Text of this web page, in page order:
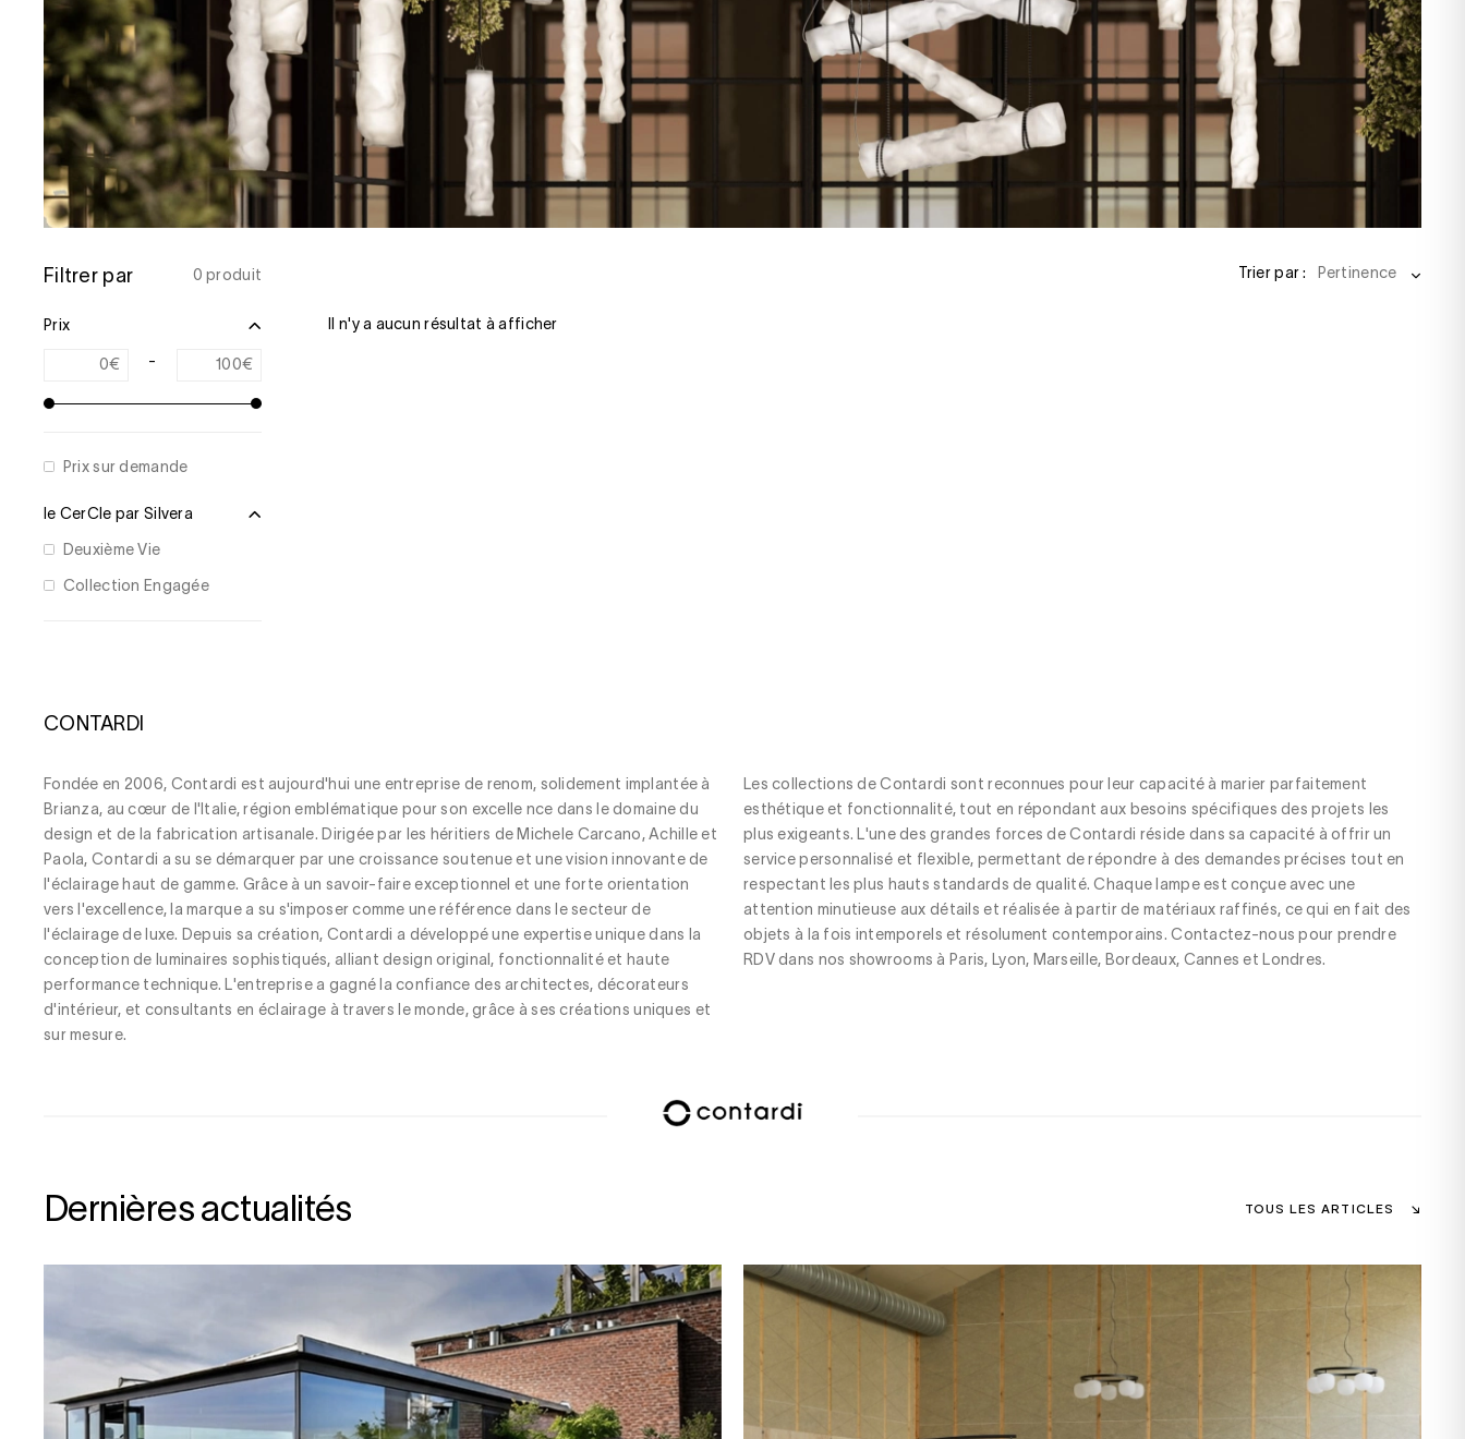
Filtrer par 0 produit
Prix
€ - €
Prix sur demande
le CerCle par Silvera
Deuxième Vie
Collection Engagée
Trier par : Pertinence
Il n'y a aucun résultat à afficher
CONTARDI
Fondée en 2006, Contardi est aujourd'hui une entreprise de renom, solidement implantée à
Brianza, au cœur de l'Italie, région emblématique pour son excelle nce dans le domaine du
design et de la fabrication artisanale. Dirigée par les héritiers de Michele Carcano, Achille et
Paola, Contardi a su se démarquer par une croissance soutenue et une vision innovante de
l'éclairage haut de gamme. Grâce à un savoir-faire exceptionnel et une forte orientation
vers l'excellence, la marque a su s'imposer comme une référence dans le secteur de
l'éclairage de luxe. Depuis sa création, Contardi a développé une expertise unique dans la
conception de luminaires sophistiqués, alliant design original, fonctionnalité et haute
performance technique. L'entreprise a gagné la confiance des architectes, décorateurs
d'intérieur, et consultants en éclairage à travers le monde, grâce à ses créations uniques et
sur mesure.
Les collections de Contardi sont reconnues pour leur capacité à marier parfaitement
esthétique et fonctionnalité, tout en répondant aux besoins spécifiques des projets les
plus exigeants. L'une des grandes forces de Contardi réside dans sa capacité à offrir un
service personnalisé et flexible, permettant de répondre à des demandes précises tout en
respectant les plus hauts standards de qualité. Chaque lampe est conçue avec une
attention minutieuse aux détails et réalisée à partir de matériaux raffinés, ce qui en fait des
objets à la fois intemporels et résolument contemporains. Contactez-nous pour prendre
RDV dans nos showrooms à Paris, Lyon, Marseille, Bordeaux, Cannes et Londres.
Dernièresactualités TOUS LES ARTICLES